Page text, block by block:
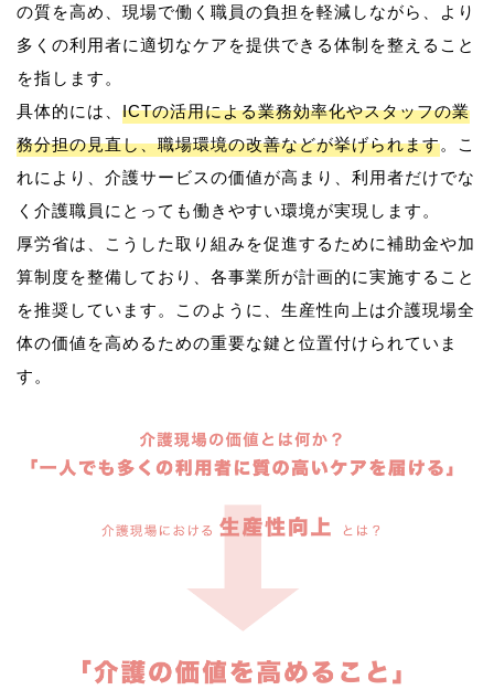
の質を高め、現場で働く職員の負担を軽減しながら、より
多くの利用者に適切なケアを提供できる体制を整えること
を指します。
具体的には、 ICTの活用による業務効率化やスタッフの業
務分担の見直し、職場環境の改善などが挙げられます。こ
れにより、介護サービスの価値が高まり、利用者だけでな
く介護職員にとっても働きやすい環境が実現します。
厚労省は、こうした取り組みを促進するために補助金や加
算制度を整備しており、各事業所が計画的に実施すること
を推奨しています。このように、生産性向上は介護現場全
体の価値を高めるための重要な鍵と位置付けられていま